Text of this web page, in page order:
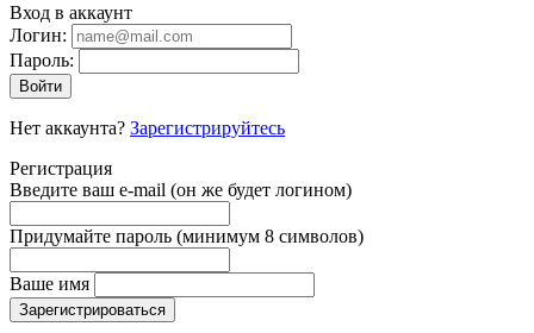
Вход в аккаунт
Логин:
Пароль:
Войти
Нет аккаунта? Зарегистрируйтесь
Регистрация
Введите ваш e-mail (он же будет логином)
Придумайте пароль (минимум 8 символов)
Ваше имя
Зарегистрироваться